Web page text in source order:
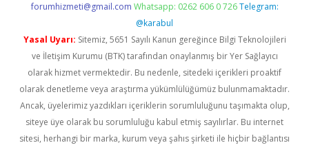
forumhizmeti@gmail.com Whatsapp: 0262 606 0 726 Telegram:
@karabul
Yasal Uyarı: Sitemiz, 5651 Sayılı Kanun gereğince Bilgi Teknolojileri
ve İletişim Kurumu (BTK) tarafından onaylanmış bir Yer Sağlayıcı
olarak hizmet vermektedir. Bu nedenle, sitedeki içerikleri proaktif
olarak denetleme veya araştırma yükümlülüğümüz bulunmamaktadır.
Ancak, üyelerimiz yazdıkları içeriklerin sorumluluğunu taşımakta olup,
siteye üye olarak bu sorumluluğu kabul etmiş sayılırlar. Bu internet
sitesi, herhangi bir marka, kurum veya şahıs şirketi ile hiçbir bağlantısı